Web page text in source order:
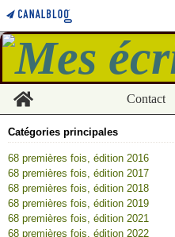
Home
Contact
Catégories principales
68 premières fois, édition 2016
68 premières fois, édition 2017
68 premières fois, édition 2018
68 premières fois, édition 2019
68 premières fois, édition 2021
68 premières fois, édition 2022